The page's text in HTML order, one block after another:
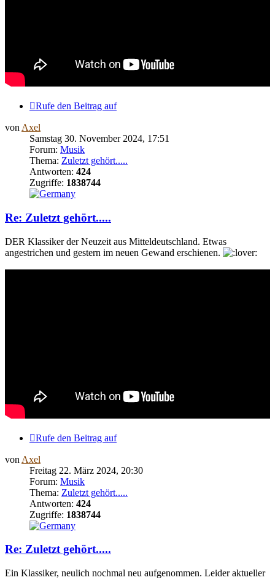
Rufe den Beitrag auf
von Axel
Samstag 30. November 2024, 17:51
Forum: Musik
Thema: Zuletzt gehört.....
Antworten: 424
Zugriffe: 1838744
Re: Zuletzt gehört.....
DER Klassiker der Neuzeit aus Mitteldeutschland. Etwas
angestrichen und gestern im neuen Gewand erschienen.
Rufe den Beitrag auf
von Axel
Freitag 22. März 2024, 20:30
Forum: Musik
Thema: Zuletzt gehört.....
Antworten: 424
Zugriffe: 1838744
Re: Zuletzt gehört.....
Ein Klassiker, neulich nochmal neu aufgenommen. Leider aktueller